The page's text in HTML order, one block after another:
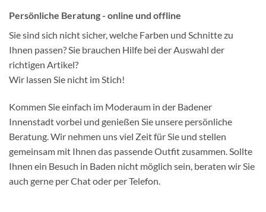
Persönliche Beratung - online und offline
Sie sind sich nicht sicher, welche Farben und Schnitte zu
Ihnen passen? Sie brauchen Hilfe bei der Auswahl der
richtigen Artikel?
Wir lassen Sie nicht im Stich!
Kommen Sie einfach im Moderaum in der Badener
Innenstadt vorbei und genießen Sie unsere persönliche
Beratung. Wir nehmen uns viel Zeit für Sie und stellen
gemeinsam mit Ihnen das passende Outfit zusammen. Sollte
Ihnen ein Besuch in Baden nicht möglich sein, beraten wir Sie
auch gerne per Chat oder per Telefon.